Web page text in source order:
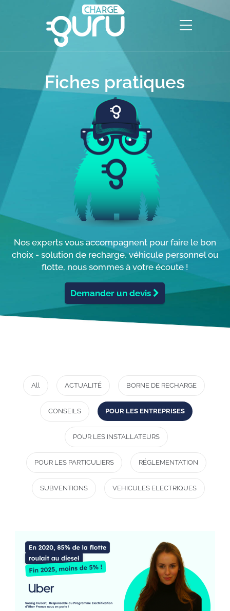
Fiches pratiques
Nos experts vous accompagnent pour faire le bon
choix - solution de recharge, véhicule personnel ou
flotte, nous sommes à votre écoute !
Demander un devis
All ACTUALITÉ BORNE DE RECHARGE
CONSEILS POUR LES ENTREPRISES
POUR LES INSTALLATEURS
POUR LES PARTICULIERS RÉGLEMENTATION
SUBVENTIONS VEHICULES ELECTRIQUES